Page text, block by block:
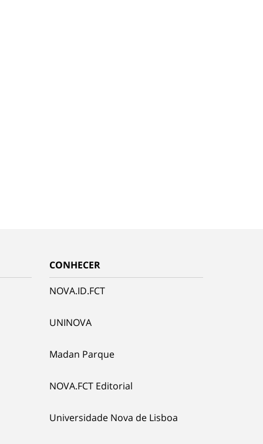
CONHECER
NOVA.ID.FCT
UNINOVA
Madan Parque
NOVA.FCT Editorial
Universidade Nova de Lisboa